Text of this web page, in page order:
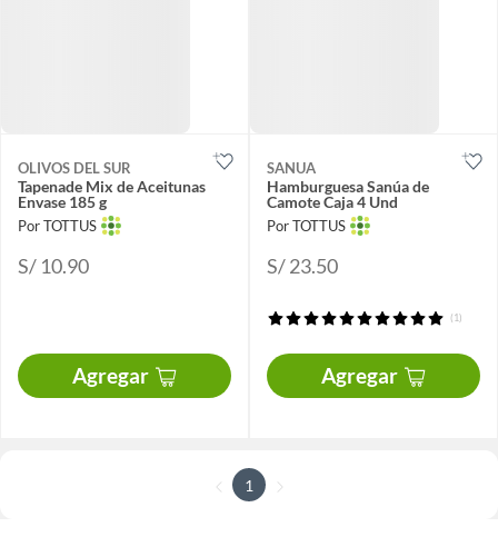
OLIVOS DEL SUR
Tapenade Mix de Aceitunas
Envase 185 g
Por TOTTUS
S/ 10.90
Agregar
SANUA
Hamburguesa Sanúa de
Camote Caja 4 Und
Por TOTTUS
S/ 23.50
(1)
Agregar
1